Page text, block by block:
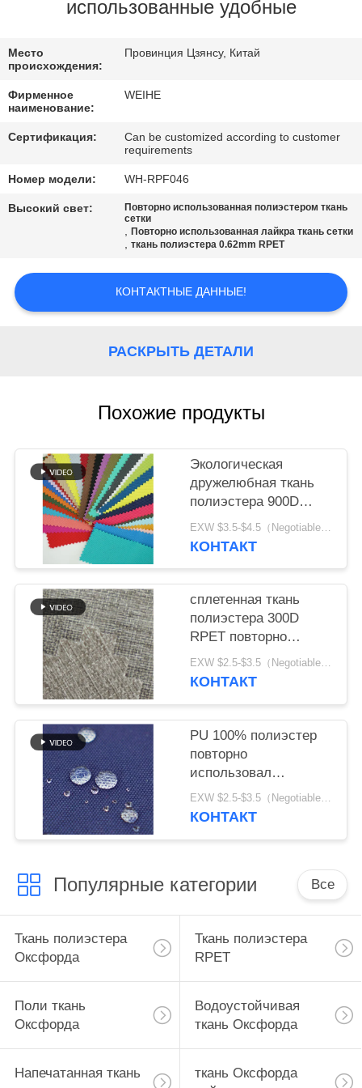
КАЧЕСТВА
СВЯЖИТЕСЬ
МЫ
СПРОСИТЕ
КАРТА
PRIVACY
POLICY
использованные удобные
Место
происхождения:
Провинция Цзянсу, Китай
Фирменное
наименование:
WEIHE
Сертификация:
Can be customized according to customer
requirements
Номер модели: WH-RPF046
Высокий свет:
Повторно использованная полиэстером ткань
сетки
,Повторно использованная лайкра ткань сетки
,ткань полиэстера 0.62mm RPET
КОНТАКТНЫЕ ДАННЫЕ!
РАСКРЫТЬ ДЕТАЛИ
Похожие продукты
Экологическая
дружелюбная ткань
полиэстера 900D
RPET для сумки и
шатра
EXW $3.5-$4.5（Negotiable） MOQ:1 метр для запаса; 1200 метров для изготовления на заказ
КОНТАКТ
сплетенная ткань
полиэстера 300D
RPET повторно
использовала
прочную
EXW $2.5-$3.5（Negotiable） MOQ:1 метр для запаса; 1200 метров для изготовления на заказ
КОНТАКТ
PU 100% полиэстер
повторно
использовал
дружелюбное
водоустойчивой
EXW $2.5-$3.5（Negotiable） MOQ:1 метр для запаса; 1200 метров для изготовления на заказ
КОНТАКТ
Популярные категории Все
Ткань полиэстера
Оксфорда
Ткань полиэстера
RPET
Поли ткань
Оксфорда
Водоустойчивая
ткань Оксфорда
Напечатанная ткань
ткань Оксфорда